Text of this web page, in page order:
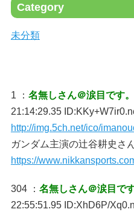
Category
未分類
1 ： 名無しさん＠涙目です。
21:14:29.35
http://img.5ch.net/ico/
ガンダム主演の辻谷耕史さ
https://
304 ： 名無しさん＠涙目です
22:55:51.95 ID:XhD6P/